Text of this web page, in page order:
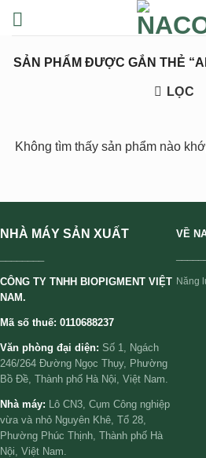
đến
dungSẢN PHẨM ĐƯỢC GẮN THẺ
LỌC
Không tìm thấy sản phẩm nào
NHÀ MÁY SẢN XUẤT
CÔNG TY TNHH BIOPIGMENT VIỆT
NAM.
Mã số thuế: 0110688237
Văn phòng đại diện: Số 1, Ngách
246/264 Đường Ngọc Thụy, Phường
Bồ Đề, Thành phố Hà Nội, Việt Nam.
Nhà máy: Lô CN3, Cụm Công nghiệp
vừa và nhỏ Nguyên Khê, Tổ 28,
Phường Phúc Thịnh, Thành phố Hà
Nội, Việt Nam.
VỀ
Năng